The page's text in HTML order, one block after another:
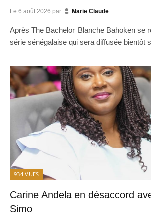
Le 6 août 2026 par Marie Claude
Après The Bachelor, Blanche Bahoken se
série sénégalaise qui sera diffusée bientôt
934 VUES
Carine Andela en désaccord
Simo